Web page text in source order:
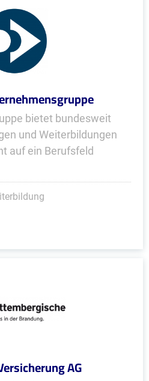
bietet bundesweit
und Weiterbildungen
auf ein Berufsfeld
AG